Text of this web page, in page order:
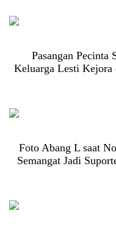
Pasangan Pecinta
Keluarga Lesti
Foto Abang L saat
Semangat Jadi